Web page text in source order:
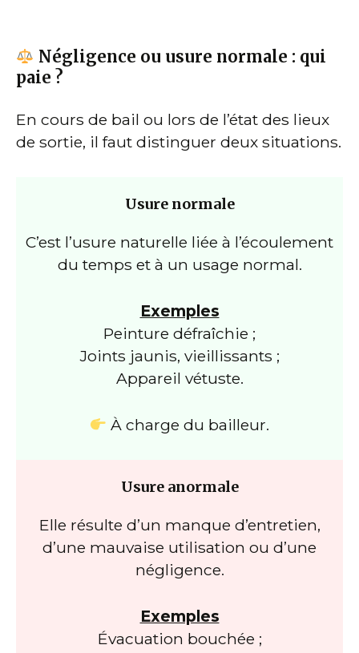
Négligence ou usure normale : qui
paie ?
En cours de bail ou lors de l’état des lieux
de sortie, il faut distinguer deux situations.
Usure normale
C’est l’usure naturelle liée à l’écoulement
du temps et à un usage normal.
Exemples
Peinture défraîchie ;
Joints jaunis, vieillissants ;
Appareil vétuste.
À charge du bailleur.
Usure anormale
Elle résulte d’un manque d’entretien,
d’une mauvaise utilisation ou d’une
négligence.
Exemples
Évacuation bouchée ;